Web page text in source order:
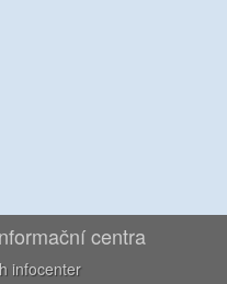
centra
infocenter